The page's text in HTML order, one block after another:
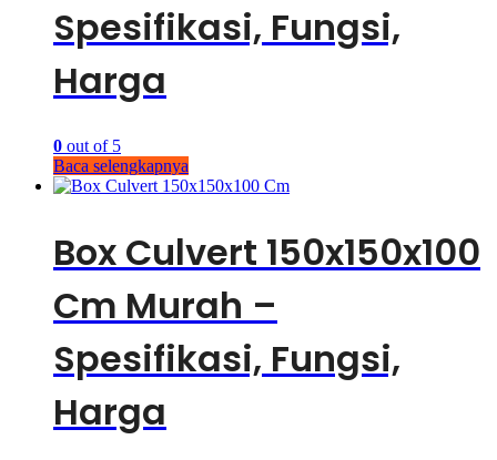
Spesifikasi, Fungsi,
Harga
0 out of 5
Baca selengkapnya
Box Culvert 150x150x100
Cm Murah –
Spesifikasi, Fungsi,
Harga